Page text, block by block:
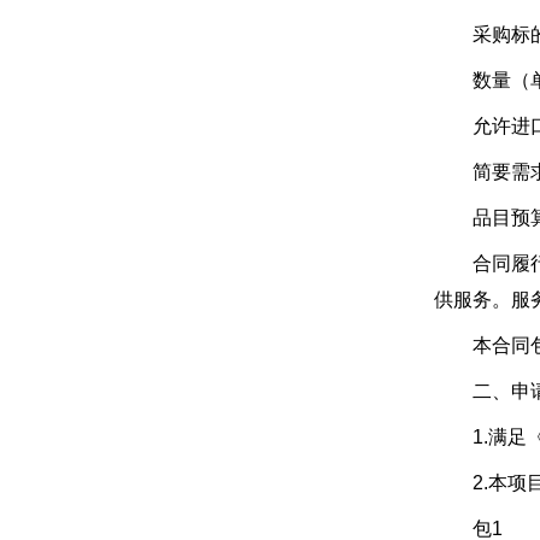
采购标的
数量（单
允许进
简要需求
品目预算
合同履行
供服务。服
本合同包
二、申请
1.满足《
2.本项目
包1